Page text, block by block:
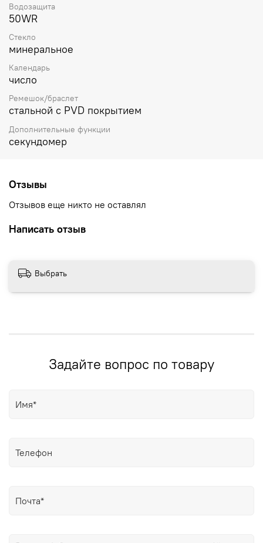
Водозащита
50WR
Стекло
минеральное
Календарь
число
Ремешок/браслет
стальной с PVD покрытием
Дополнительные функции
секундомер
Отзывы
Отзывов еще никто не оставлял
Написать отзыв
Выбрать
Задайте вопрос по товару